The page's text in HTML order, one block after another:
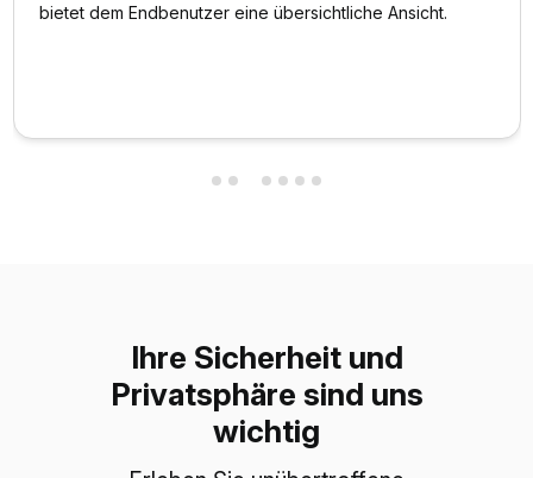
bietet dem Endbenutzer eine übersichtliche Ansicht.
Ihre Sicherheit und
Privatsphäre sind uns
wichtig